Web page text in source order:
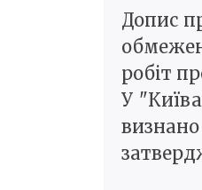
Допис
робіт
У